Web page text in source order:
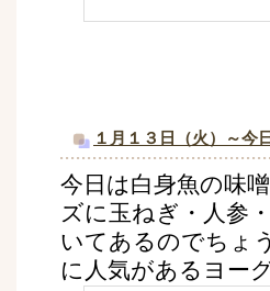
１月１３日（火）～今
今日は白身魚の味
ズに玉ねぎ・人参
いてあるのでちょ
に人気があるヨー